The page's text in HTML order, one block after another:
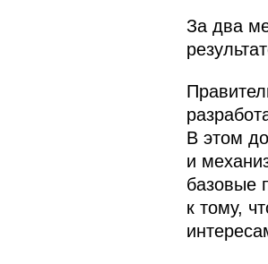
За два
В этом
и
базовые
к тому,